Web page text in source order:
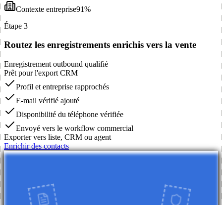
Contexte entreprise91%
Étape 3
Routez les enregistrements enrichis vers la vente
Enregistrement outbound qualifié
Prêt pour l'export CRM
Profil et entreprise rapprochés
E-mail vérifié ajouté
Disponibilité du téléphone vérifiée
Envoyé vers le workflow commercial
Exporter vers liste, CRM ou agent
Enrichir des contacts